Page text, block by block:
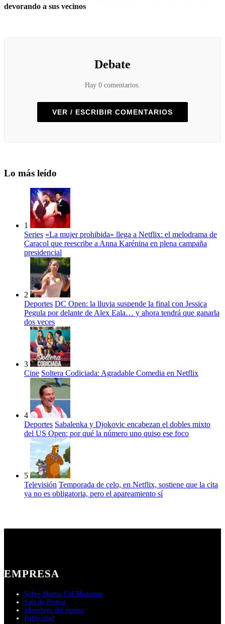
devorando a sus vecinos
Debate
Hay 0 comentarios.
VER / ESCRIBIR COMENTARIOS
Lo más leído
1
Series «La mujer prohibida» llega a Netflix: el melodrama de
Caracol que reescribe a Anna Karénina en plena campaña
presidencial
2
Deportes DC Open: la lluvia suspende la final con Jessica
Pegula por delante de Alex Eala… y ahora tendrá que ganarla
dos veces
3
Cine Soltera Codiciada: Agradable Comedia en Netflix
4
Deportes Sabalenka y Djokovic encabezan el dobles mixto
del US Open: por qué la número uno quiso ese foco
5
Televisión Temporada de celo, en Netflix, sostiene que la cita
ya no es obligatoria, pero el apareamiento sí
EMPRESA
Sobre Martin Cid Magazine
Sala de Prensa
Miembros del equipo
Publicidad